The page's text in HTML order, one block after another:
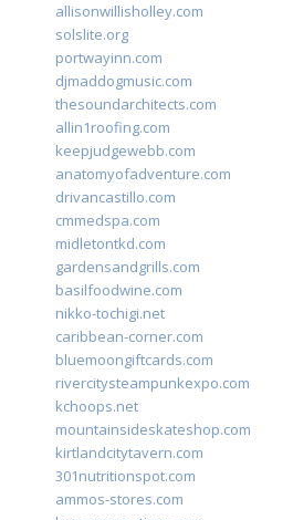
allisonwillisholley.com
solslite.org
portwayinn.com
djmaddogmusic.com
thesoundarchitects.com
allin1roofing.com
keepjudgewebb.com
anatomyofadventure.com
drivancastillo.com
cmmedspa.com
midletontkd.com
gardensandgrills.com
basilfoodwine.com
nikko-tochigi.net
caribbean-corner.com
bluemoongiftcards.com
rivercitysteampunkexpo.com
kchoops.net
mountainsideskateshop.com
kirtlandcitytavern.com
301nutritionspot.com
ammos-stores.com